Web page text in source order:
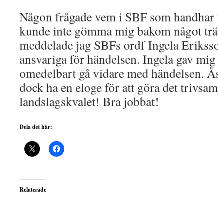
Någon frågade vem i SBF som
kunde inte gömma mig bakom något
meddelade jag SBFs ordf Ingela
ansvariga för händelsen. Ingela gav
omedelbart gå vidare med händelsen.
dock ha en eloge för att göra det
landslagskvalet! Bra jobbat!
Dela det här:
Relaterade